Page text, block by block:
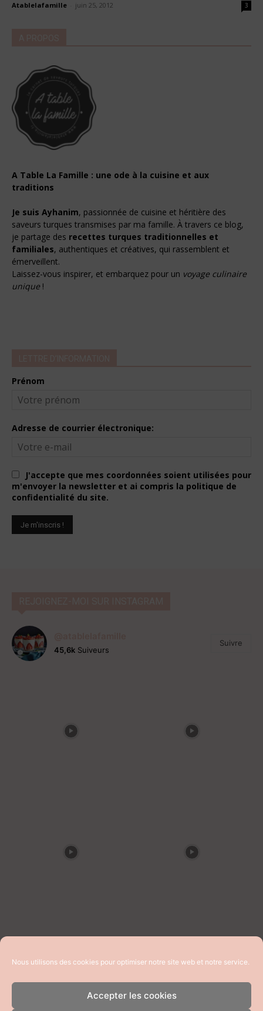
Nous utilisons des cookies pour optimiser notre site web et notre service.
Accepter les cookies
Atablelafamille juin 25, 2012 3
A Table La Famille : une ode à la cuisine et aux
traditions
Je suis Ayhanim, passionnée de cuisine et héritière des
saveurs turques transmises par ma famille. À travers ce blog,
je partage des recettes turques traditionnelles et
familiales, authentiques et créatives, qui rassemblent et
émerveillent.
Laissez-vous inspirer, et embarquez pour un voyage culinaire
unique !
Prénom
Adresse de courrier électronique:
J'accepte que mes coordonnées soient utilisées pour
m'envoyer la newsletter et ai compris la politique de
confidentialité du site.
45,6k Suiveurs
Suivre